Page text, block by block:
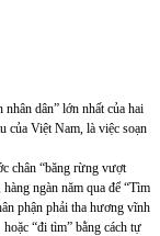
dân” lớn nhất của hai
của Việt Nam, là việc soạn
chân “băng rừng vượt
ngàn năm qua để “Tìm
phận phải tha hương vĩnh
“đi tìm” bằng cách tự